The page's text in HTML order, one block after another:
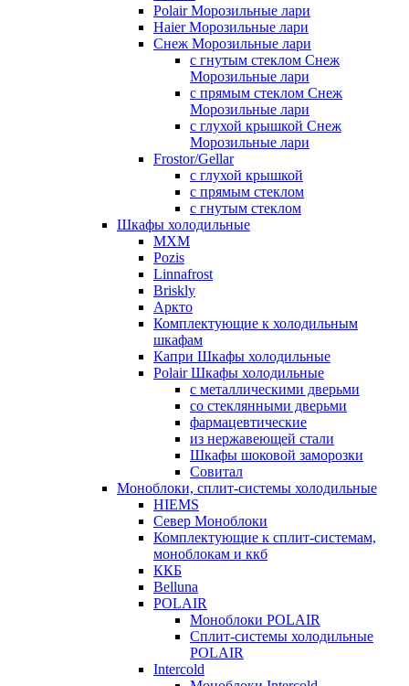
Polair Морозильные лари
Haier Морозильные лари
Снеж Морозильные лари
с гнутым стеклом Снеж
Морозильные лари
с прямым стеклом Снеж
Морозильные лари
с глухой крышкой Снеж
Морозильные лари
Frostor/Gellar
с глухой крышкой
с прямым стеклом
с гнутым стеклом
Шкафы холодильные
МХМ
Pozis
Linnafrost
Briskly
Аркто
Комплектующие к холодильным
шкафам
Капри Шкафы холодильные
Polair Шкафы холодильные
с металлическими дверьми
со стеклянными дверьми
фармацевтические
из нержавеющей стали
Шкафы шоковой заморозки
Совитал
Моноблоки, сплит-системы холодильные
HIEMS
Север Моноблоки
Комплектующие к сплит-системам,
моноблокам и ккб
ККБ
Belluna
POLAIR
Моноблоки POLAIR
Сплит-системы холодильные
POLAIR
Intercold